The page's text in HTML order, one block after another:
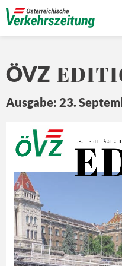
ÖVZ
Ausgabe: 23.
Z
Ö DA S ERSTE TÄGLICHE